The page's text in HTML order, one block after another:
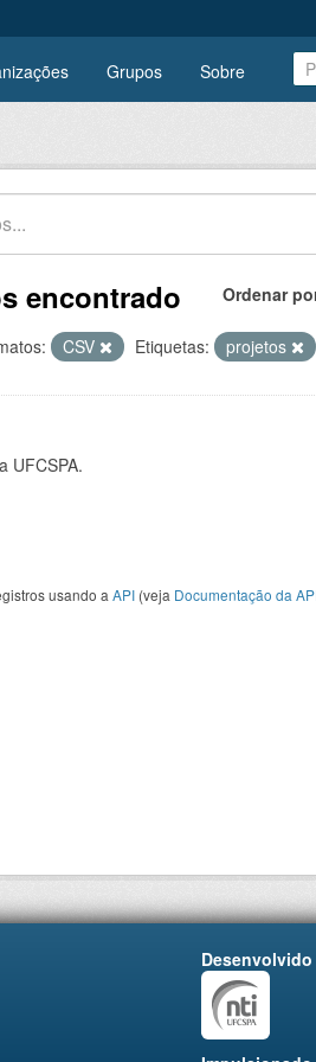
Grupos Sobre
Ordenar
encontrado
CSV Etiquetas: projetos
UFCSPA.
usando a API (veja Documentação da